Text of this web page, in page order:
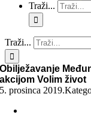
Traži...
Traži...
Obilježavanje
akcijom Volim život
5. prosinca 2019.